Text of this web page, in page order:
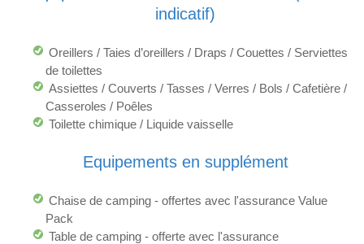
indicatif)
Oreillers / Taies d’oreillers / Draps / Couettes / Serviettes
de toilettes
Assiettes / Couverts / Tasses / Verres / Bols / Cafetière /
Casseroles / Poêles
Toilette chimique / Liquide vaisselle
Equipements en supplément
Chaise de camping - offertes avec l'assurance Value
Pack
Table de camping - offerte avec l'assurance